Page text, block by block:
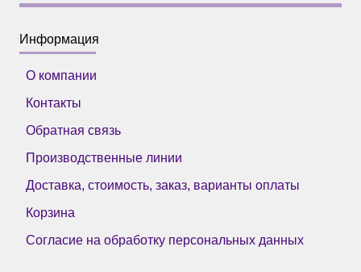
Информация
О компании
Контакты
Обратная связь
Производственные линии
Доставка, стоимость, заказ, варианты оплаты
Корзина
Согласие на обработку персональных данных